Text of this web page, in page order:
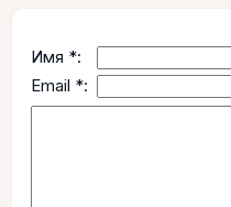
Имя *:
Email *: